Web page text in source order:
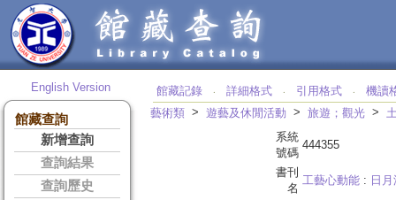
English Version
館藏查詢
新增查詢
查詢結果
查詢歷史
館藏記錄 ‧ 詳細格式 ‧ 引用格式 ‧
機讀
藝術類 > 遊藝及休閒活動 > 旅遊；觀光 >
系統
號碼
444355
書刊
名
工藝心動能 : 日